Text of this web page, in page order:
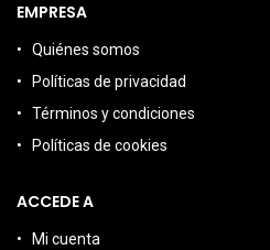
EMPRESA
Quiénes somos
Políticas de privacidad
Términos y condiciones
Políticas de cookies
ACCEDE A
Mi cuenta